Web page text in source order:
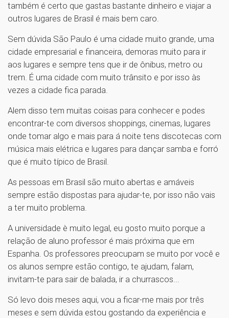
também é certo que gastas bastante dinheiro e viajar a
outros lugares de Brasil é mais bem caro.
Sem dúvida São Paulo é uma cidade muito grande, uma
cidade empresarial e financeira, demoras muito para ir
aos lugares e sempre tens que ir de ônibus, metro ou
trem. É uma cidade com muito trânsito e por isso às
vezes a cidade fica parada.
Alem disso tem muitas coisas para conhecer e podes
encontrar-te com diversos shoppings, cinemas, lugares
onde tomar algo e mais para á noite tens discotecas com
música mais elétrica e lugares para dançar samba e forró
que é muito típico de Brasil.
As pessoas em Brasil são muito abertas e amáveis
sempre estão dispostas para ajudar-te, por isso não vais
a ter muito problema.
A universidade è muito legal, eu gosto muito porque a
relação de aluno professor é mais próxima que em
Espanha. Os professores preocupam se muito por você e
os alunos sempre estão contigo, te ajudam, falam,
invitam-te para sair de balada, ir a churrascos...
Só levo dois meses aqui, vou a ficar-me mais por três
meses e sem dúvida estou gostando da experiência e